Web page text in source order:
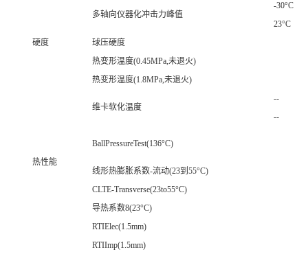
多轴向仪器化冲击力峰值
-30°C
23°C
硬度
球压硬度
热性能
热变形温度(0.45MPa,未退火)
热变形温度(1.8MPa,未退火)
维卡软化温度
--
--
BallPressureTest(136°C)
线形热膨胀系数-流动(23到55°C)
CLTE-Transverse(23to55°C)
导热系数8(23°C)
RTIElec(1.5mm)
RTIImp(1.5mm)